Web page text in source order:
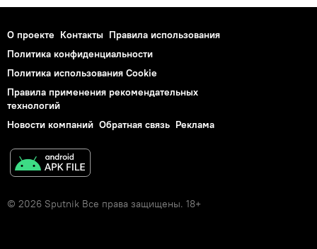
О проекте Контакты Правила использования
Политика конфиденциальности
Политика использования Cookie
Правила применения рекомендательных
технологий
Новости компаний Обратная связь Реклама
© 2026 Sputnik Все права защищены. 18+